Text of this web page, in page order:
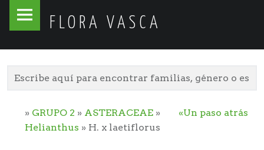
FLORA VASCA
Flora
Skip
«Un paso atrás
» GRUPO 2 » ASTERACEAE»
Helianthus » H. x laetiflorus